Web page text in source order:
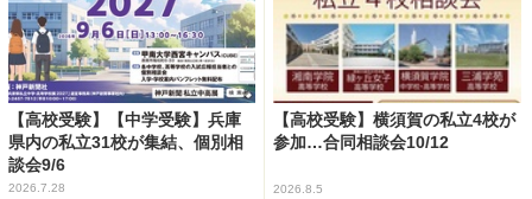
【高校受験】【中学受験】兵庫
県内の私立31校が集結、個別相
談会9/6
2026.7.28
【高校受験】横須賀の私立4校が
参加…合同相談会10/12
2026.8.5